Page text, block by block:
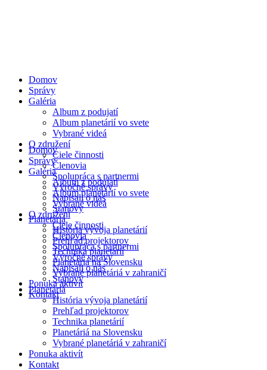
Domov
Správy
Galéria
Album z podujatí
Album planetárií vo svete
Vybrané videá
O združení
Ciele činnosti
Členovia
Spolupráca s partnermi
Výročné správy
Napísali o nás
Stanovy
Planetáriá
História vývoja planetárií
Prehľad projektorov
Technika planetárií
Planetáriá na Slovensku
Vybrané planetáriá v zahraničí
Ponuka aktivít
Kontakt
Domov
Správy
Galéria
Album z podujatí
Album planetárií vo svete
Vybrané videá
O združení
Ciele činnosti
Členovia
Spolupráca s partnermi
Výročné správy
Napísali o nás
Stanovy
Planetáriá
História vývoja planetárií
Prehľad projektorov
Technika planetárií
Planetáriá na Slovensku
Vybrané planetáriá v zahraničí
Ponuka aktivít
Kontakt